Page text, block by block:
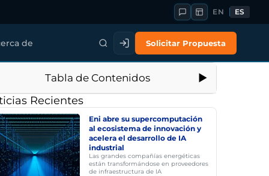
EN ES
de Solicitar Propuesta
Tabla de Contenidos
Recientes
Eni abre su supercomputación
al ecosistema de innovación y
acelera el desarrollo de IA
industrial
Las grandes compañías energéticas
están transformándose en proveedores
de infraestructura de IA